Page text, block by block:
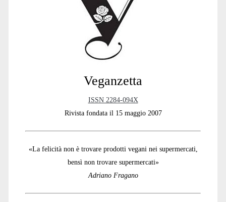
Veganzetta
ISSN 2284-094X
Rivista fondata il 15 maggio 2007
«La felicità non è trovare prodotti vegani nei supermercati,
bensì non trovare supermercati»
Adriano Fragano